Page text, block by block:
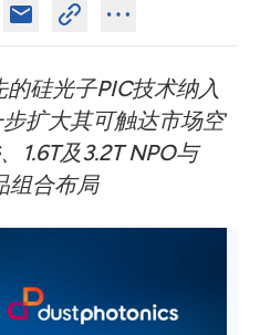
硅光子PIC技术纳入
扩大其可触达市场空
1.6T及3.2T NPO与
组合布局